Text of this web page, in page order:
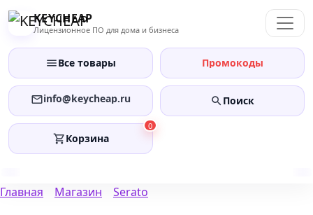
Перейти
KEYCHEAP
Лицензионное ПО для дома и бизнеса
Все товары Промокоды
info@keycheap.ru Поиск
0
Корзина
Главная Магазин Serato